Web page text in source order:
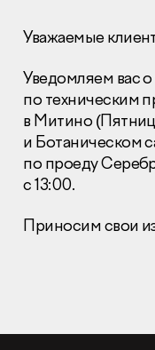
Уважаемые
Уведомляем вас о
по техническим
в Митино
и Ботаническом
по проеду
с 13:00.
Приносим свои